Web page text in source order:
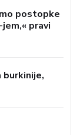
postopke
pravi
burkinije,